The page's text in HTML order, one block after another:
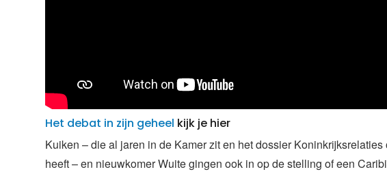
Het debat in zijn geheel kijk je hier
Kuiken – die al jaren in de Kamer zit en het dossier
heeft – en nieuwkomer Wuite gingen ook in op de stelling of een